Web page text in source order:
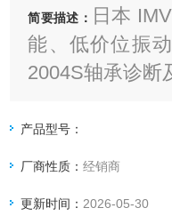
简要描述： 日本
能、低价位振
2004S轴承诊断
速度值、位移值
产品型号：
厂商性质：经销商
更新时间： 2026-05-30